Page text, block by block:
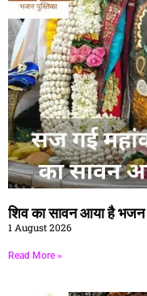
शिव का सावन आया है भजन
1 August 2026
Read More »